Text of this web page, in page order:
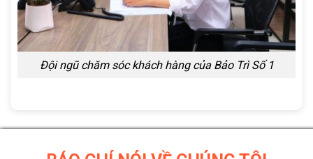
Đội ngũ chăm sóc khách hàng của Bảo Trì Số 1